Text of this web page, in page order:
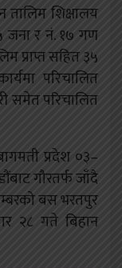
तालिम शिक्षालय
जना र नं. १७ गण
प्राप्त सहित ३५
परिचालित
समेत परिचालित
प्रदेश ०३–
गौरतर्फ जाँदै
बस भरतपुर
२८ गते बिहान